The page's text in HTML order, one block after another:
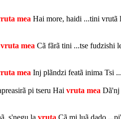
mea Hai more, haidi ...tini vrutã
vruta mea Cã fãrã tini ...tse fudzishi
mea Inj plãndzi featã inima Tsi ...
pi tseru Hai vruta mea Dã'nj
s'negu la vruta Cã mi luã dado